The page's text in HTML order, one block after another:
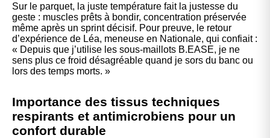
Sur le parquet, la juste température fait la justesse du
geste : muscles prêts à bondir, concentration préservée
même après un sprint décisif. Pour preuve, le retour
d’expérience de Léa, meneuse en Nationale, qui confiait :
« Depuis que j’utilise les sous-maillots B.EASE, je ne
sens plus ce froid désagréable quand je sors du banc ou
lors des temps morts. »
Importance des tissus techniques
respirants et antimicrobiens pour un
confort durable